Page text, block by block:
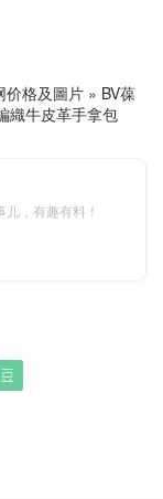
价格及圖片 » BV葆
織牛皮革手拿包
，有趣有料！
